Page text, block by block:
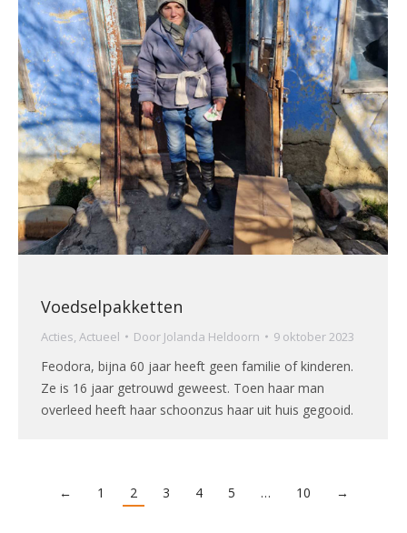
Voedselpakketten
Acties, Actueel Door Jolanda Heldoorn 9 oktober 2023
Feodora, bijna 60 jaar heeft geen familie of kinderen.
Ze is 16 jaar getrouwd geweest. Toen haar man
overleed heeft haar schoonzus haar uit huis gegooid.
← 1 2 3 4 5 … 10 →